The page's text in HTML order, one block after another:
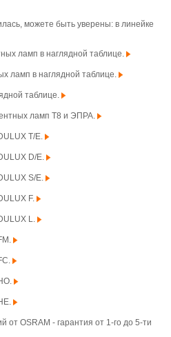
можете быть уверены: в линейке
ламп в наглядной таблице.
ламп в наглядной таблице.
таблице.
ламп T8 и ЭПРА.
T/E.
D/E.
S/E.
F.
L.
от OSRAM - гарантия от 1-го до 5-ти